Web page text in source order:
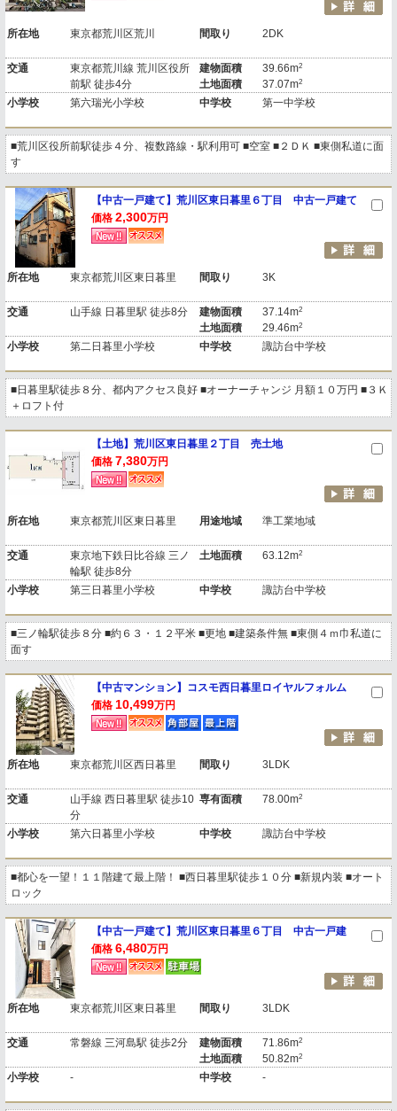
所在地 東京都荒川区荒川 間取り 2DK
交通
東京都荒川線 荒川区役所
前駅 徒歩4分
建物面積
土地面積
39.66m2
37.07m2
小学校 第六瑞光小学校 中学校 第一中学校
■荒川区役所前駅徒歩４分、複数路線・駅利用可 ■空室 ■２ＤＫ ■東側私道に面
す
【中古一戸建て】荒川区東日暮里６丁目 中古一戸建て
価格 2,300万円
所在地 東京都荒川区東日暮里 間取り 3K
交通 山手線 日暮里駅 徒歩8分
建物面積
土地面積
37.14m2
29.46m2
小学校 第二日暮里小学校 中学校 諏訪台中学校
■日暮里駅徒歩８分、都内アクセス良好 ■オーナーチャンジ 月額１０万円 ■３Ｋ
＋ロフト付
【土地】荒川区東日暮里２丁目 売土地
価格 7,380万円
所在地 東京都荒川区東日暮里 用途地域 準工業地域
交通
東京地下鉄日比谷線 三ノ
輪駅 徒歩8分
土地面積 63.12m2
小学校 第三日暮里小学校 中学校 諏訪台中学校
■三ノ輪駅徒歩８分 ■約６３・１２平米 ■更地 ■建築条件無 ■東側４ｍ巾私道に
面す
【中古マンション】コスモ西日暮里ロイヤルフォルム
価格 10,499万円
所在地 東京都荒川区西日暮里 間取り 3LDK
交通
山手線 西日暮里駅 徒歩10
分
専有面積 78.00m2
小学校 第六日暮里小学校 中学校 諏訪台中学校
■都心を一望！１１階建て最上階！ ■西日暮里駅徒歩１０分 ■新規内装 ■オート
ロック
【中古一戸建て】荒川区東日暮里６丁目 中古一戸建
価格 6,480万円
所在地 東京都荒川区東日暮里 間取り 3LDK
交通 常磐線 三河島駅 徒歩2分
建物面積
土地面積
71.86m2
50.82m2
小学校 - 中学校 -